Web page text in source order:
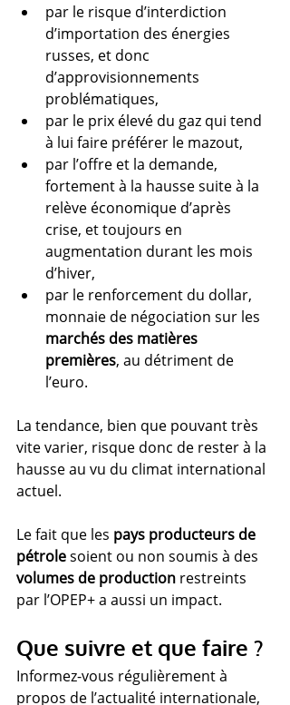
par le risque d’interdiction
d’importation des énergies
russes, et donc
d’approvisionnements
problématiques,
par le prix élevé du gaz qui tend
à lui faire préférer le mazout,
par l’offre et la demande,
fortement à la hausse suite à la
relève économique d’après
crise, et toujours en
augmentation durant les mois
d’hiver,
par le renforcement du dollar,
monnaie de négociation sur les
marchés des matières
premières, au détriment de
l’euro.
La tendance, bien que pouvant très
vite varier, risque donc de rester à la
hausse au vu du climat international
actuel.
Le fait que les pays producteurs de
pétrole soient ou non soumis à des
volumes de production restreints
par l’OPEP+ a aussi un impact.
Que suivre et que faire ?
Informez-vous régulièrement à
propos de l’actualité internationale,